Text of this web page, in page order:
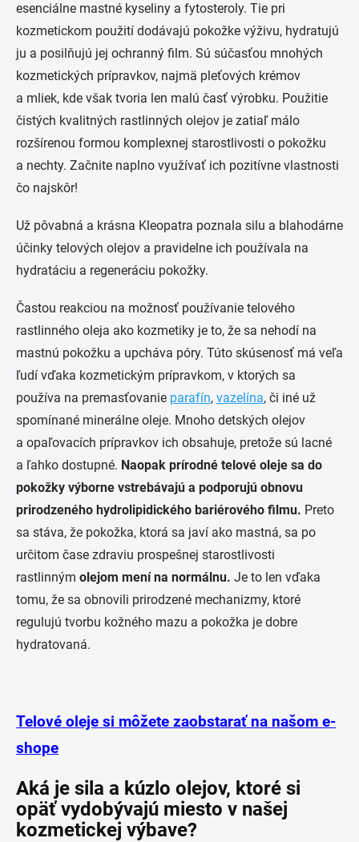
esenciálne mastné kyseliny a fytosteroly. Tie pri
kozmetickom použití dodávajú pokožke výživu, hydratujú
ju a posilňujú jej ochranný film. Sú súčasťou mnohých
kozmetických prípravkov, najmä pleťových krémov
a mliek, kde však tvoria len malú časť výrobku. Použitie
čistých kvalitných rastlinných olejov je zatiaľ málo
rozšírenou formou komplexnej starostlivosti o pokožku
a nechty. Začnite naplno využívať ich pozitívne vlastnosti
čo najskôr!
Už pôvabná a krásna Kleopatra poznala silu a blahodárne
účinky telových olejov a pravidelne ich používala na
hydratáciu a regeneráciu pokožky.
Častou reakciou na možnosť používanie telového
rastlinného oleja ako kozmetiky je to, že sa nehodí na
mastnú pokožku a upcháva póry. Túto skúsenosť má veľa
ľudí vďaka kozmetickým prípravkom, v ktorých sa
používa na premasťovanie parafín, vazelína, či iné už
spomínané minerálne oleje. Mnoho detských olejov
a opaľovacích prípravkov ich obsahuje, pretože sú lacné
a ľahko dostupné. Naopak prírodné telové oleje sa do
pokožky výborne vstrebávajú a podporujú obnovu
prirodzeného hydrolipidického bariérového filmu. Preto
sa stáva, že pokožka, ktorá sa javí ako mastná, sa po
určitom čase zdraviu prospešnej starostlivosti
rastlinným olejom mení na normálnu. Je to len vďaka
tomu, že sa obnovili prirodzené mechanizmy, ktoré
regulujú tvorbu kožného mazu a pokožka je dobre
hydratovaná.
Telové oleje si môžete zaobstarať na našom e-
shope
Aká je sila a kúzlo olejov, ktoré si
opäť vydobývajú miesto v našej
kozmetickej výbave?